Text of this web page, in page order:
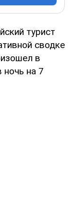
турист
сводке
в
ночь на 7